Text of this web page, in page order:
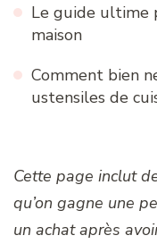
Le guide ultime
maison
Comment bien
ustensiles de
Cette page inclut
qu’on gagne une
un achat après